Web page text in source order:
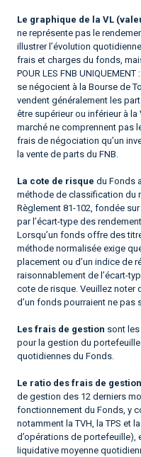
Le graphique de la VL
ne représente pas le
illustrer l’évolution
frais et charges du fonds,
POUR LES FNB
se négocient à la Bourse de
vendent généralement les
être supérieur ou inférieur à
marché ne comprennent pas
frais de négociation qu’un
la vente de parts du FNB.
La cote de risque du Fonds
méthode de classification du
Règlement 81-102, fondée
par l’écart-type des
Lorsqu’un fonds offre des
méthode normalisée exige
placement ou d’un indice de
raisonnablement de l’écart-
cote de risque. Veuillez noter
d’un fonds pourraient ne pas
Les frais de gestion sont
pour la gestion du
quotidiennes du Fonds.
Le ratio des frais de gestion
de gestion des 12 derniers
fonctionnement du Fonds, y
notamment la TVH, la TPS et
d’opérations de portefeuille),
liquidative moyenne